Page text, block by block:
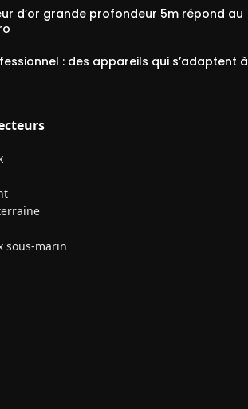
d’or grande profondeur 5m répond au
: des appareils qui s’adaptent à
sous-marin